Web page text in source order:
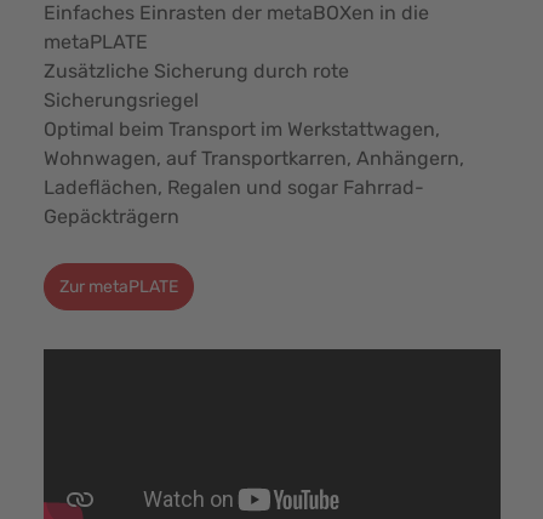
Einfaches Einrasten der metaBOXen in die
metaPLATE
Zusätzliche Sicherung durch rote
Sicherungsriegel
Optimal beim Transport im Werkstattwagen,
Wohnwagen, auf Transportkarren, Anhängern,
Ladeflächen, Regalen und sogar Fahrrad-
Gepäckträgern
Zur metaPLATE